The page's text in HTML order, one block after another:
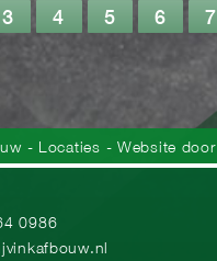
3 4 5 6 7
- Locaties - Website door
0986